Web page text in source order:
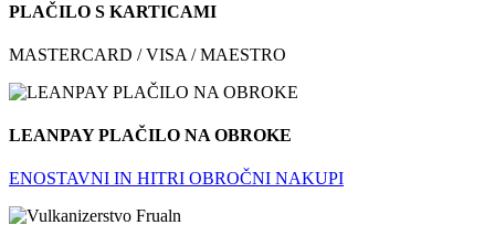
PLAČILO S KARTICAMI
MASTERCARD / VISA / MAESTRO
LEANPAY PLAČILO NA OBROKE
ENOSTAVNI IN HITRI OBROČNI NAKUPI